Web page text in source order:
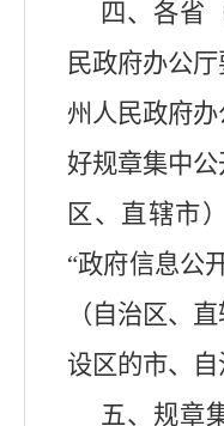
四、各省
民政府办公
州人民政府
好规章集中
区、直辖市
“政府信息公
（自治区、
设区的市、自
五、规章